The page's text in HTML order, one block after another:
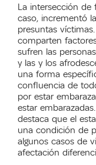
La intersección de
caso, incrementó
presuntas
comparten
sufren las
y las y los
una forma
confluencia de
por estar
estar
destaca que el
una condición de
algunos casos de
afectación